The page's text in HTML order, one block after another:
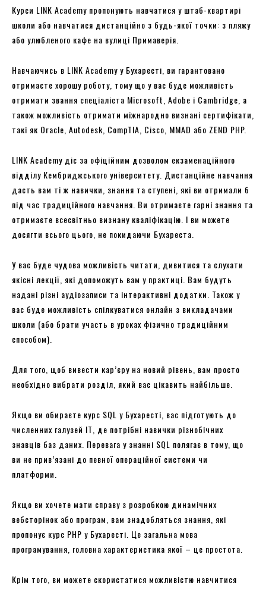
Курси LINK Academy пропонують навчатися у штаб-квартирі
школи або навчатися дистанційно з будь-якої точки: з пляжу
або улюбленого кафе на вулиці Примаверія.
Навчаючись в LINK Academy у Бухаресті, ви гарантовано
отримаєте хорошу роботу, тому що у вас буде можливість
отримати звання спеціаліста Microsoft, Adobe і Cambridge, а
також можливість отримати міжнародно визнані сертифікати,
такі як Oracle, Autodesk, CompTIA, Cisco, MMAD або ZEND PHP.
LINK Academy діє за офіційним дозволом екзаменаційного
відділу Кембриджського університету. Дистанційне навчання
дасть вам ті ж навички, знання та ступені, які ви отримали б
під час традиційного навчання. Ви отримаєте гарні знання та
отримаєте всесвітньо визнану кваліфікацію. І ви можете
досягти всього цього, не покидаючи Бухареста.
У вас буде чудова можливість читати, дивитися та слухати
якісні лекції, які допоможуть вам у практиці. Вам будуть
надані різні аудіозаписи та інтерактивні додатки. Також у
вас буде можливість спілкуватися онлайн з викладачами
школи (або брати участь в уроках фізично традиційним
способом).
Для того, щоб вивести кар’єру на новий рівень, вам просто
необхідно вибрати розділ, який вас цікавить найбільше.
Якщо ви обираєте курс SQL у Бухаресті, вас підготують до
численних галузей ІТ, де потрібні навички різнобічних
знавців баз даних. Перевага у знанні SQL полягає в тому, що
ви не прив’язані до певної операційної системи чи
платформи.
Якщо ви хочете мати справу з розробкою динамічних
вебсторінок або програм, вам знадобляться знання, які
пропонує курс PHP у Бухаресті. Це загальна мова
програмування, головна характеристика якої – це простота.
Крім того, ви можете скористатися можливістю навчитися